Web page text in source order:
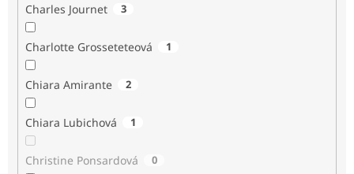
Charles Journet 3
Charlotte Grosseteteová 1
Chiara Amirante 2
Chiara Lubichová 1
Christine Ponsardová 0